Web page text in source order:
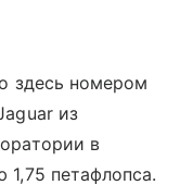
здесь номером
из
в
петафлопса.